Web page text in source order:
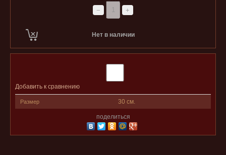
− +
Нет в наличии
Добавить к сравнению
Размер 30 см.
поделиться